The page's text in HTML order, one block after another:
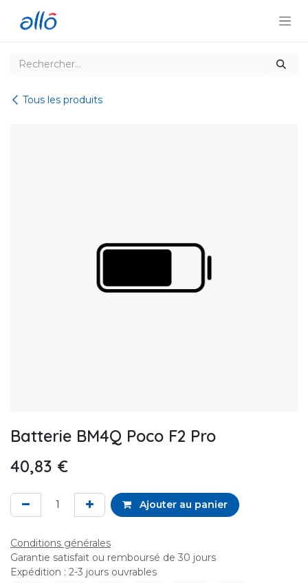
Tous les produits
Batterie BM4Q Poco F2 Pro
40,83 €
Ajouter au panier
Conditions générales
Garantie satisfait ou remboursé de 30 jours
Expédition : 2-3 jours ouvrables